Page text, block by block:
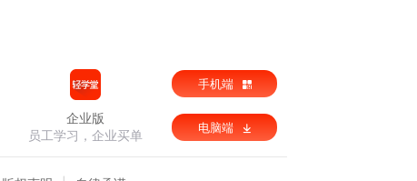
企业版
员工学习，企业买单
手机端
电脑端